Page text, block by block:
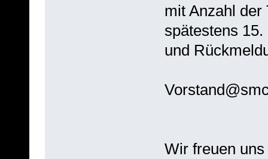
mit Anzahl der
spätestens
und
Wir freuen